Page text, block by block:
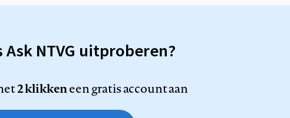
Ask NTVG uitproberen?
2 klikkeneen gratis account aan